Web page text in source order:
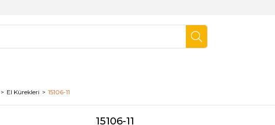
El Kürekleri 15106-11
15106-11